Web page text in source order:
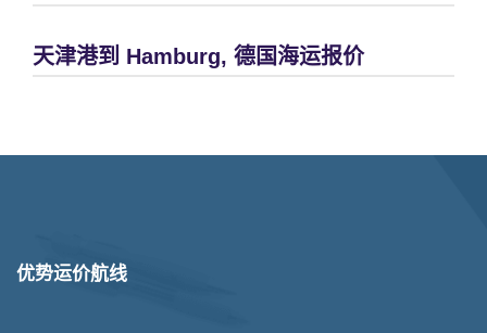
天津港到 Hamburg, 德国海运报价
优势运价航线